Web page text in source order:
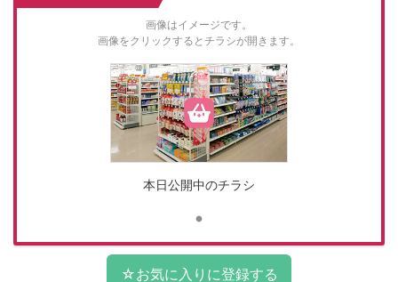
画像はイメージです。
画像をクリックするとチラシが開きます。
本日公開中のチラシ